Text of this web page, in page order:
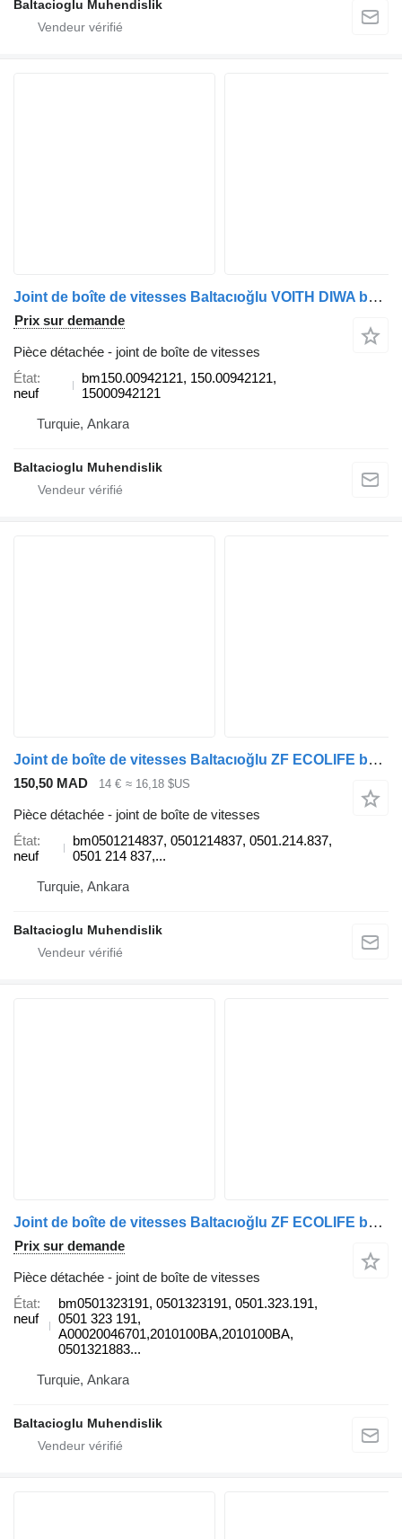
Baltacioglu Muhendislik
Joint de boîte de vitesses Baltacıoğlu VOITH DIWA bm150.00942121 pour bus
Prix sur demande
Pièce détachée - joint de boîte de vitesses
État
neuf
bm150.00942121, 150.00942121,
15000942121
Turquie, Ankara
Baltacioglu Muhendislik
Joint de boîte de vitesses Baltacıoğlu ZF ECOLIFE bm0501214837 pour bus
150,50 MAD 14 € ≈ 16,18 $US
Pièce détachée - joint de boîte de vitesses
État
neuf
bm0501214837, 0501214837, 0501.214.837,
0501 214 837,...
Turquie, Ankara
Baltacioglu Muhendislik
Joint de boîte de vitesses Baltacıoğlu ZF ECOLIFE bm0501323191 pour bus
Prix sur demande
Pièce détachée - joint de boîte de vitesses
État
neuf
bm0501323191, 0501323191, 0501.323.191,
0501 323 191,
A00020046701,2010100BA,2010100BA,
0501321883...
Turquie, Ankara
Baltacioglu Muhendislik